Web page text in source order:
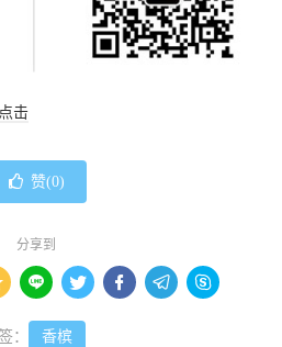
击
赞(0)
分享到
    
： 香槟